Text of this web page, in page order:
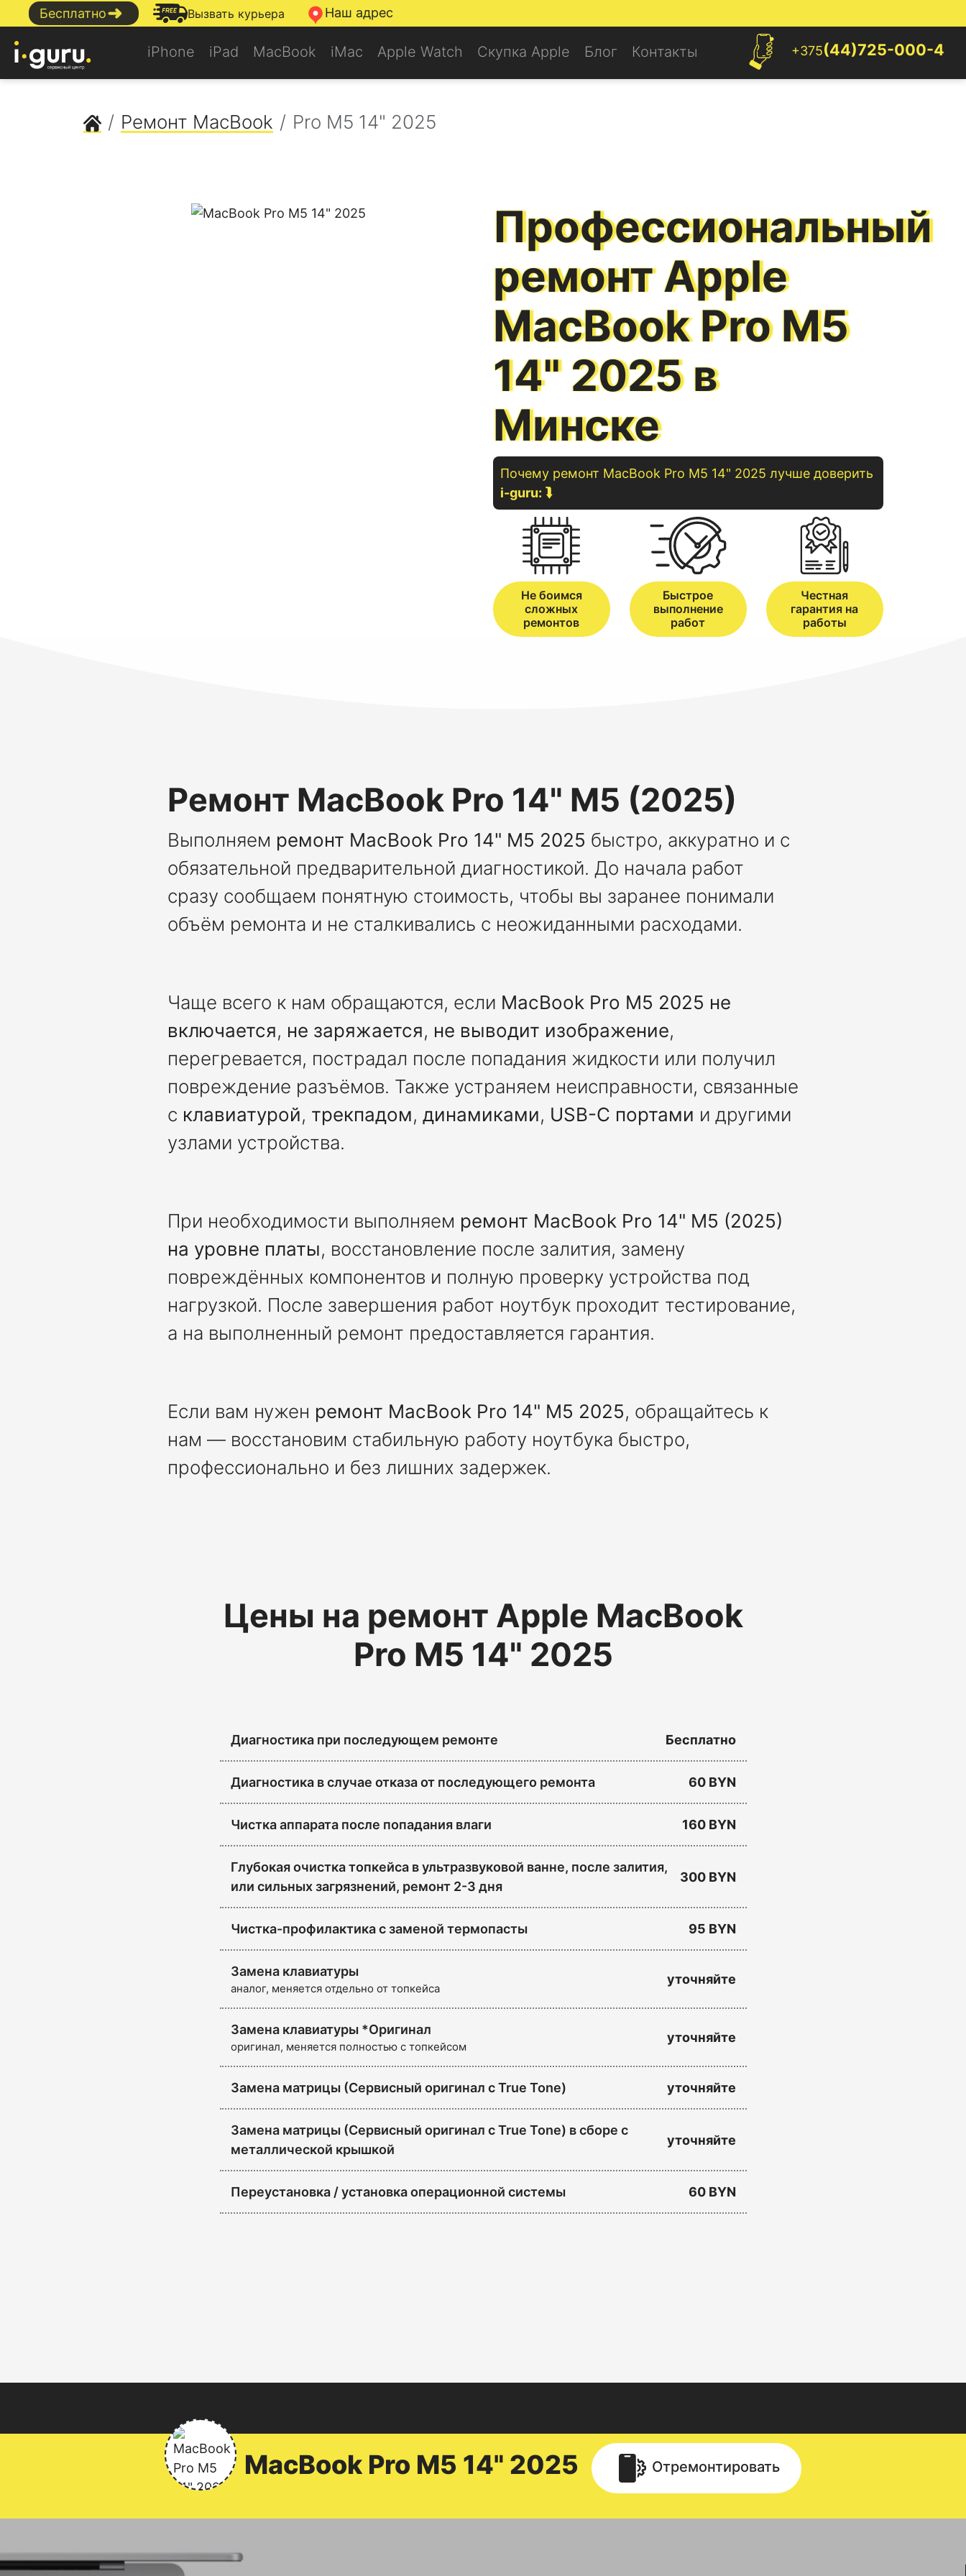
Бесплатно ➜ Вызвать курьера Наш адрес
iPhone iPad MacBook iMac Apple Watch Скупка Apple Блог Контакты +375(44)725-000-4
Сервисный центр Apple
Ремонт MacBook Pro M5 14" 2025
Профессиональный
ремонт Apple
MacBook Pro M5
14" 2025 в
Минске
Почему ремонт MacBook Pro M5 14" 2025 лучше доверить
i-guru: ⮯
Не боимся
сложных
ремонтов
Быстрое
выполнение
работ
Честная
гарантия на
работы
Ремонт MacBook Pro 14" M5 (2025)
Выполняем ремонт MacBook Pro 14" M5 2025 быстро, аккуратно и с
обязательной предварительной диагностикой. До начала работ
сразу сообщаем понятную стоимость, чтобы вы заранее понимали
объём ремонта и не сталкивались с неожиданными расходами.
Чаще всего к нам обращаются, если MacBook Pro M5 2025 не
включается, не заряжается, не выводит изображение,
перегревается, пострадал после попадания жидкости или получил
повреждение разъёмов. Также устраняем неисправности, связанные
с клавиатурой, трекпадом, динамиками, USB-C портами и другими
узлами устройства.
При необходимости выполняем ремонт MacBook Pro 14" M5 (2025)
на уровне платы, восстановление после залития, замену
повреждённых компонентов и полную проверку устройства под
нагрузкой. После завершения работ ноутбук проходит тестирование,
а на выполненный ремонт предоставляется гарантия.
Если вам нужен ремонт MacBook Pro 14" M5 2025, обращайтесь к
нам — восстановим стабильную работу ноутбука быстро,
профессионально и без лишних задержек.
Цены на ремонт Apple MacBook
Pro M5 14" 2025
Диагностика при последующем ремонте Бесплатно
Диагностика в случае отказа от последующего ремонта 60 BYN
Чистка аппарата после попадания влаги 160 BYN
Глубокая очистка топкейса в ультразвуковой ванне, после залития,
или сильных загрязнений, ремонт 2-3 дня
300 BYN
Чистка-профилактика с заменой термопасты 95 BYN
Замена клавиатуры
аналог, меняется отдельно от топкейса
уточняйте
Замена клавиатуры *Оригинал
оригинал, меняется полностью с топкейсом
уточняйте
Замена матрицы (Сервисный оригинал с True Tone) уточняйте
Замена матрицы (Сервисный оригинал с True Tone) в сборе с
металлической крышкой
уточняйте
Переустановка / установка операционной системы 60 BYN
Нет статей
MacBook Pro M5 14" 2025 Отремонтировать